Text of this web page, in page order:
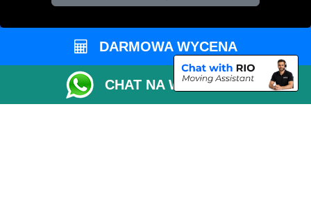
Współpracuj z Nami
Sprawdź CC / ULEZ
Sprawdź Odległość
DARMOWA WYCENA
CHAT NA WHATSAPP